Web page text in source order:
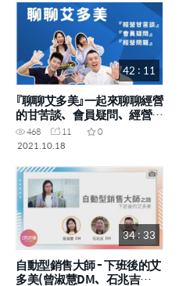
42 : 11
『聊聊艾多美』一起來聊聊經營
的甘苦談、會員疑問、經營問
題468 11
0
2021.10.18
34 : 33
自動型銷售大師 - 下班後的艾
多美(曾淑慧DM、石兆吉